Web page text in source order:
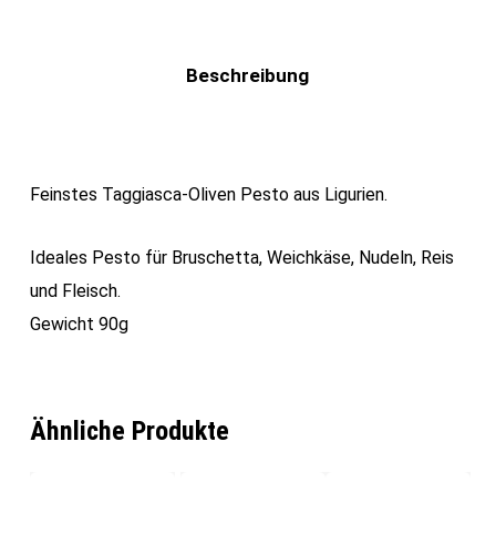
Beschreibung
Feinstes Taggiasca-Oliven Pesto aus Ligurien.
Ideales Pesto für Bruschetta, Weichkäse, Nudeln, Reis
und Fleisch.
Gewicht 90g
Ähnliche Produkte